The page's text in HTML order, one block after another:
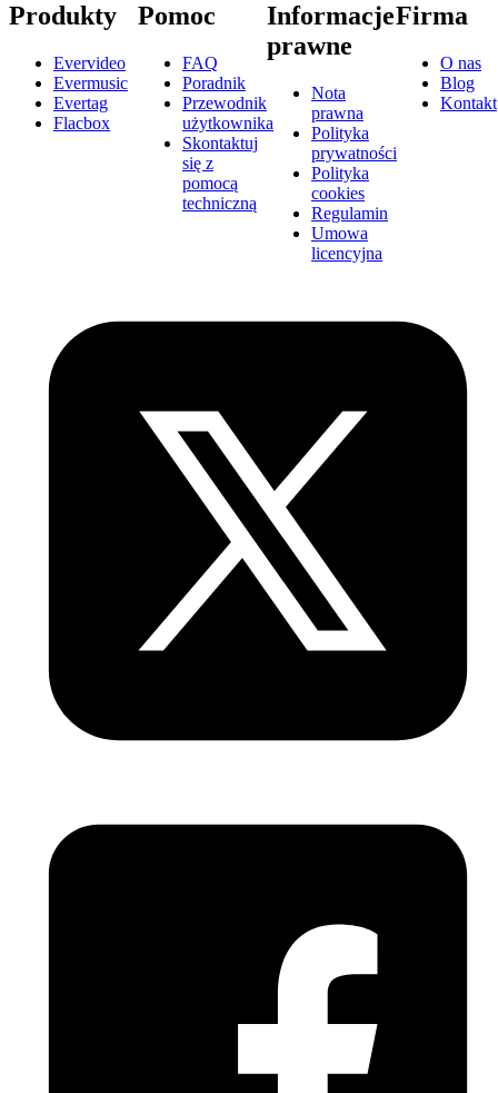
Produkty
Evervideo
Evermusic
Evertag
Flacbox
Pomoc
FAQ
Poradnik
Przewodnik
użytkownika
Skontaktuj
się z
pomocą
techniczną
Informacje
prawne
Nota
prawna
Polityka
prywatności
Polityka
cookies
Regulamin
Umowa
licencyjna
Firma
O nas
Blog
Kontakt